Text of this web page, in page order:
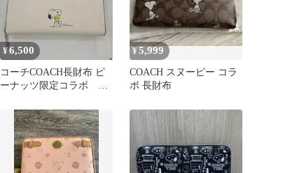
¥6,500
コーチCOACH長財布 ピ
ーナッツ限定コラボ ス
¥5,999
COACH スヌーピー コラ
ボ 長財布